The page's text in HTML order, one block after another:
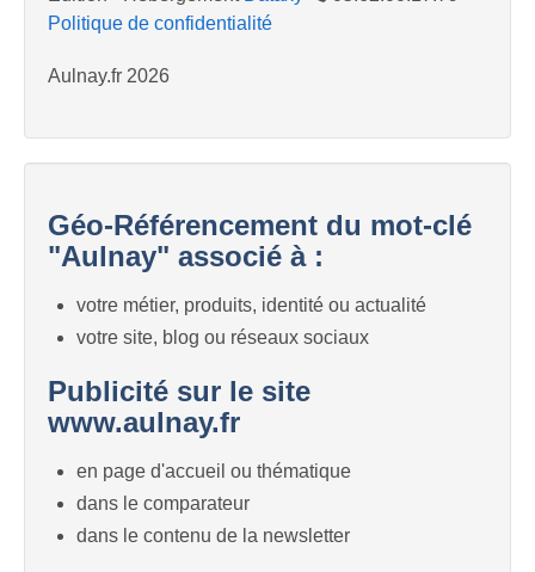
Politique de confidentialité
Aulnay.fr 2026
Géo-Référencement du mot-clé
"Aulnay" associé à :
votre métier, produits, identité ou actualité
votre site, blog ou réseaux sociaux
Publicité sur le site
www.aulnay.fr
en page d'accueil ou thématique
dans le comparateur
dans le contenu de la newsletter